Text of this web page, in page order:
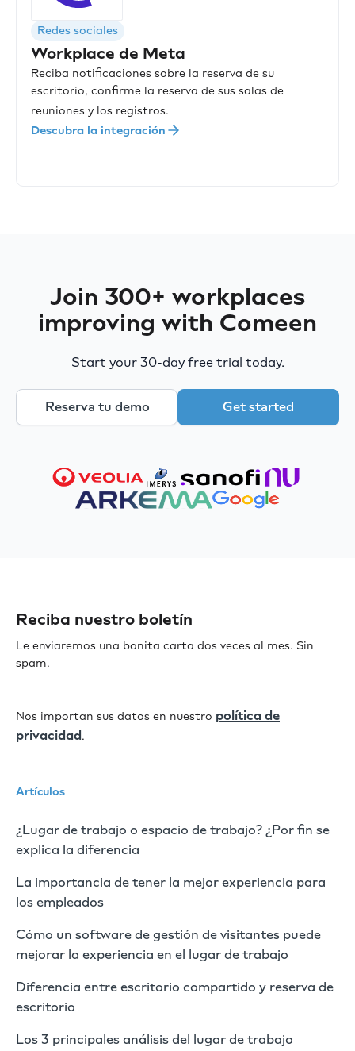
Redes sociales
Workplace de Meta
Reciba notificaciones sobre la reserva de su
escritorio, confirme la reserva de sus salas de
reuniones y los registros.
Descubra la integración
Join 300+ workplaces
improving with Comeen
Start your 30-day free trial today.
Reserva tu demo Get started
Reciba nuestro boletín
Le enviaremos una bonita carta dos veces al mes. Sin
spam.
Nos importan sus datos en nuestro política de
privacidad.
Artículos
¿Lugar de trabajo o espacio de trabajo? ¿Por fin se
explica la diferencia
La importancia de tener la mejor experiencia para
los empleados
Cómo un software de gestión de visitantes puede
mejorar la experiencia en el lugar de trabajo
Diferencia entre escritorio compartido y reserva de
escritorio
Los 3 principales análisis del lugar de trabajo